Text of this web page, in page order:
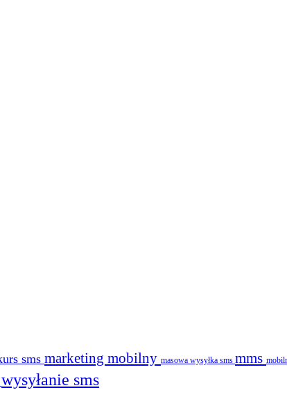
sms marketing mobilny masowa wysyłka sms mms
wysyłanie sms